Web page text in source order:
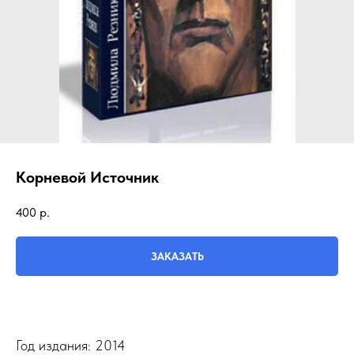
Корневой Источник
400 р.
ЗАКАЗАТЬ
Год издания: 2014